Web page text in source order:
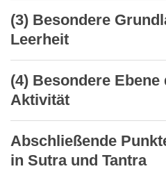
(3) Besondere
Leerheit
(4) Besondere
Aktivität
Abschließende
in Sutra und Tantra